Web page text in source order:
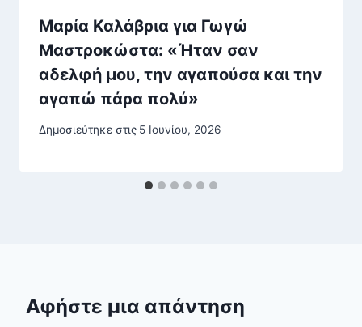
Μαρία Καλάβρια για Γωγώ
Μαστροκώστα: «Ήταν σαν
αδελφή μου, την αγαπούσα και την
αγαπώ πάρα πολύ»
Δημοσιεύτηκε στις 5 Ιουνίου, 2026
Αφήστε μια απάντηση